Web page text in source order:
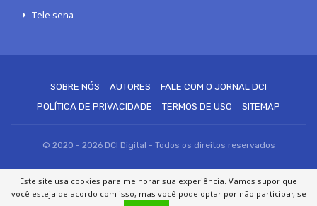
Tele sena
SOBRE NÓS AUTORES
FALE COM O JORNAL DCI
POLÍTICA DE PRIVACIDADE
TERMOS DE USO SITEMAP
© 2020 - 2026 DCI Digital - Todos os direitos reservados
Este site usa cookies para melhorar sua experiência. Vamos supor que
você esteja de acordo com isso, mas você pode optar por não participar, se